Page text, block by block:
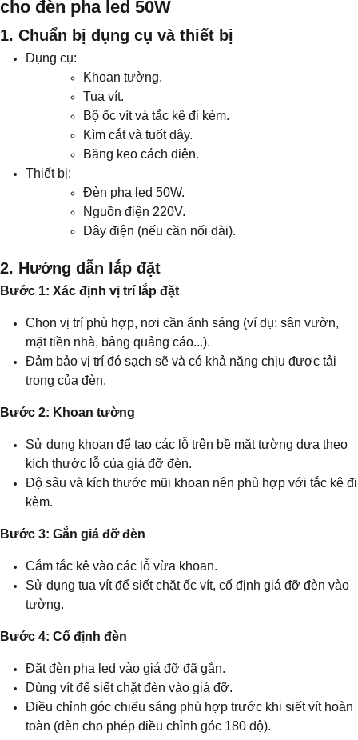
cho đèn pha led 50W
1. Chuẩn bị dụng cụ và thiết bị
Dụng cụ:
Khoan tường.
Tua vít.
Bộ ốc vít và tắc kê đi kèm.
Kìm cắt và tuốt dây.
Băng keo cách điện.
Thiết bị:
Đèn pha led 50W.
Nguồn điện 220V.
Dây điện (nếu cần nối dài).
2. Hướng dẫn lắp đặt
Bước 1: Xác định vị trí lắp đặt
Chọn vị trí phù hợp, nơi cần ánh sáng (ví dụ: sân vườn,
mặt tiền nhà, bảng quảng cáo...).
Đảm bảo vị trí đó sạch sẽ và có khả năng chịu được tải
trọng của đèn.
Bước 2: Khoan tường
Sử dụng khoan để tạo các lỗ trên bề mặt tường dựa theo
kích thước lỗ của giá đỡ đèn.
Độ sâu và kích thước mũi khoan nên phù hợp với tắc kê đi
kèm.
Bước 3: Gắn giá đỡ đèn
Cắm tắc kê vào các lỗ vừa khoan.
Sử dụng tua vít để siết chặt ốc vít, cố định giá đỡ đèn vào
tường.
Bước 4: Cố định đèn
Đặt đèn pha led vào giá đỡ đã gắn.
Dùng vít để siết chặt đèn vào giá đỡ.
Điều chỉnh góc chiếu sáng phù hợp trước khi siết vít hoàn
toàn (đèn cho phép điều chỉnh góc 180 độ).